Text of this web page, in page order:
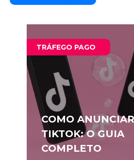
TRÁFEGO PAGO
COMO
TIKTOK: O GUIA
COMPLETO